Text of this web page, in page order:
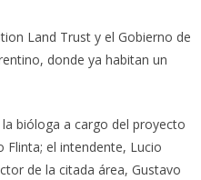
Land Trust y el Gobierno de
donde ya habitan un
bióloga a cargo del proyecto
Flinta; el intendente, Lucio
de la citada área, Gustavo